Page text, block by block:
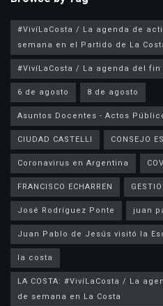
#VivíLaCosta / La agenda de
semana en el Partido de La
#VivíLaCosta / La agenda del
6 de agosto
8 de agosto
Asuntos Docentes - Actos
CIUDAD CASTELLI
CONSEJO
Coronavirus en Argentina
FRANCISCO ECHARREN
José Rodríguez Ponte
juan
la costa
LA COSTA: #VivíLaCosta / La
de semana en La Costa